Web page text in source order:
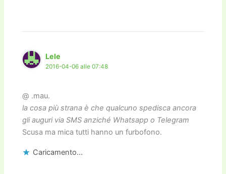
Lele
2016-04-06 alle 07:48
@ .mau.
la cosa più strana è che qualcuno spedisca ancora
gli auguri via SMS anziché Whatsapp o Telegram
Scusa ma mica tutti hanno un furbofono.
Caricamento...